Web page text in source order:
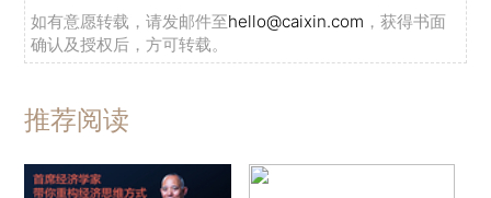
如有意愿转载，请发邮件至hello@caixin.com ，获得书面
确认及授权后，方可转载。
推荐阅读